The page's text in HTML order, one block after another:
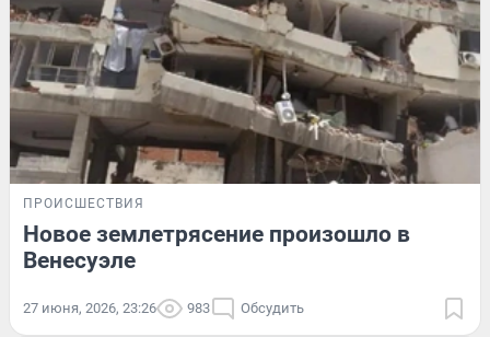
ПРОИСШЕСТВИЯ
Новое землетрясение произошло в
Венесуэле
27 июня, 2026, 23:26 983 Обсудить